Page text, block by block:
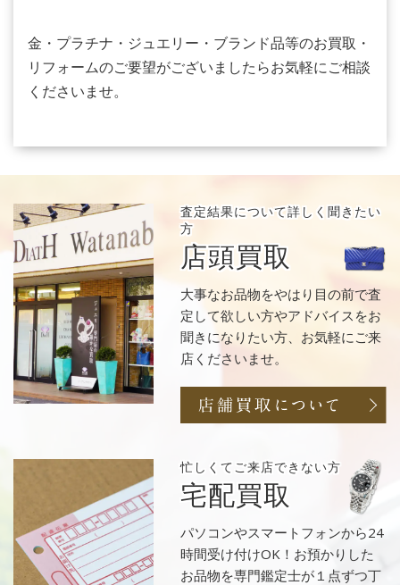
金・プラチナ・ジュエリー・ブランド品等のお買取・
リフォームのご要望がございましたらお気軽にご相談
くださいませ。
査定結果について詳しく聞きたい
方
店頭買取
大事なお品物をやはり目の前で査
定して欲しい方やアドバイスをお
聞きになりたい方、お気軽にご来
店くださいませ。
忙しくてご来店できない方
宅配買取
パソコンやスマートフォンから24
時間受け付けOK！お預かりした
お品物を専門鑑定士が１点ずつ丁